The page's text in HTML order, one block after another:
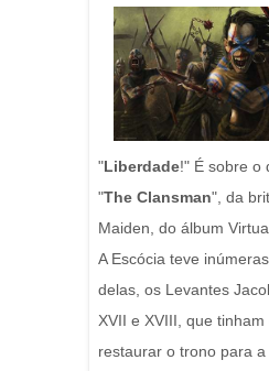
"Liberdade!" É sobre o
"The Clansman", da
Maiden, do álbum
A Escócia teve
delas, os Levantes
XVII e XVIII, que
restaurar o trono para a